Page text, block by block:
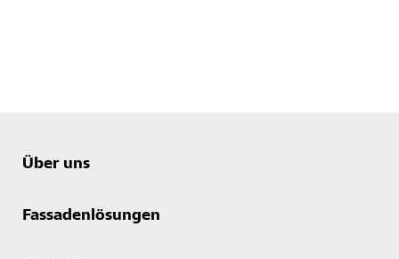
Über uns
Fassadenlösungen